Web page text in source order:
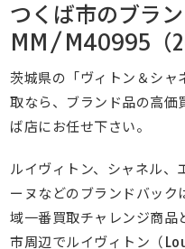
つくば市のブラ
MM/M40995（
茨城県の「ヴィトン＆シャ
取なら、ブランド品の高価
ば店にお任せ下さい。
ルイヴィトン、シャネル、
ーヌなどのブランドバック
域一番買取チャレンジ商品
市周辺でルイヴィトン（